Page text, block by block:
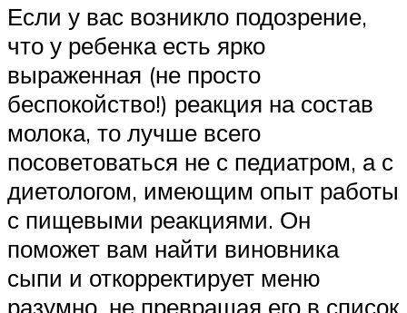
Если у вас возникло подозрение,
что у ребенка есть ярко
выраженная (не просто
беспокойство!) реакция на состав
молока, то лучше всего
посоветоваться не с педиатром, а с
диетологом, имеющим опыт работы
с пищевыми реакциями. Он
поможет вам найти виновника
сыпи и откорректирует меню
разумно, не превращая его в список